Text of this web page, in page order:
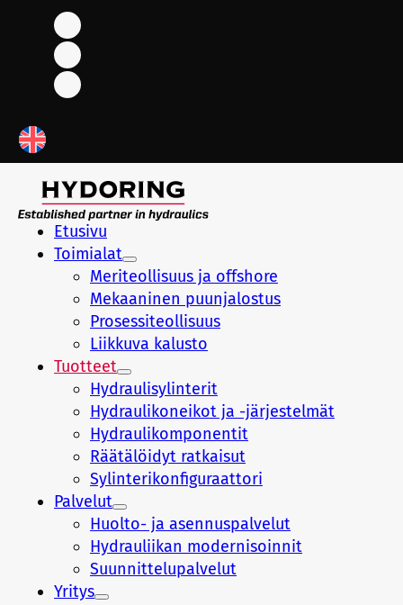
Etusivu
Toimialat
Meriteollisuus ja offshore
Mekaaninen puunjalostus
Prosessiteollisuus
Liikkuva kalusto
Tuotteet
Hydraulisylinterit
Hydraulikoneikot ja -järjestelmät
Hydraulikomponentit
Räätälöidyt ratkaisut
Sylinterikonfiguraattori
Palvelut
Huolto- ja asennuspalvelut
Hydrauliikan modernisoinnit
Suunnittelupalvelut
Yritys